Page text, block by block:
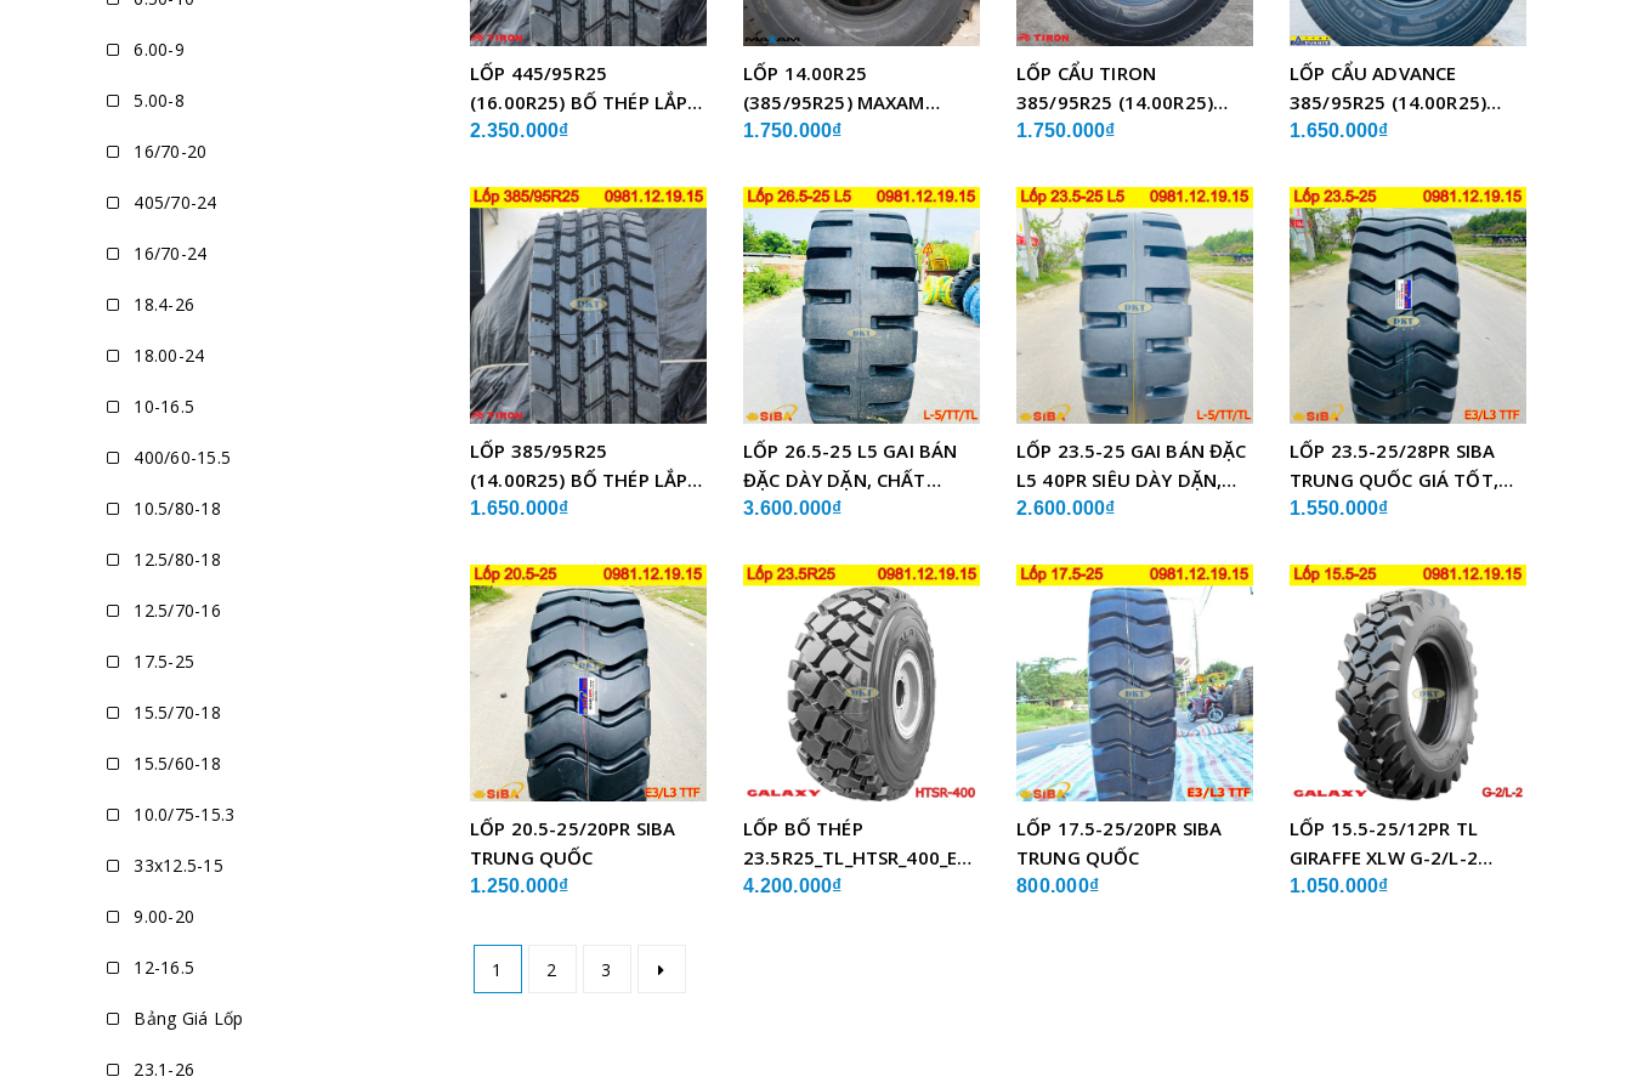
LỐP 445/95R25
(16.00R25) BỐ THÉP LẮP
XE CẨU
2.350.000₫
LỐP 14.00R25
(385/95R25) MAXAM
MSVO1 BỐ THÉP LẮP XE
1.750.000₫
LỐP CẨU TIRON
385/95R25 (14.00R25)
TCH21 BỐ THÉP
1.750.000₫
LỐP CẨU ADVANCE
385/95R25 (14.00R25)
GLB05 BỐ THÉP
1.650.000₫
LỐP 385/95R25
(14.00R25) BỐ THÉP LẮP
XE CẨU
1.650.000₫
LỐP 26.5-25 L5 GAI BÁN
ĐẶC DÀY DẶN, CHẤT
LƯỢNG
3.600.000₫
LỐP 23.5-25 GAI BÁN ĐẶC
L5 40PR SIÊU DÀY DẶN,
CHẤT LƯỢNG
2.600.000₫
LỐP 23.5-25/28PR SIBA
TRUNG QUỐC GIÁ TỐT,
SIÊU BỀN
1.550.000₫
LỐP 20.5-25/20PR SIBA
TRUNG QUỐC
1.250.000₫
LỐP BỐ THÉP
23.5R25_TL_HTSR_400_E4/L4_GALAXY
ẤN ĐỘ
4.200.000₫
LỐP 17.5-25/20PR SIBA
TRUNG QUỐC
800.000₫
LỐP 15.5-25/12PR TL
GIRAFFE XLW G-2/L-2
GALAXY ẤN ĐỘ
1.050.000₫
1 2 3
6.00-9
5.00-8
16/70-20
405/70-24
16/70-24
18.4-26
18.00-24
10-16.5
400/60-15.5
10.5/80-18
12.5/80-18
12.5/70-16
17.5-25
15.5/70-18
15.5/60-18
10.0/75-15.3
33x12.5-15
9.00-20
12-16.5
Bảng Giá Lốp
23.1-26